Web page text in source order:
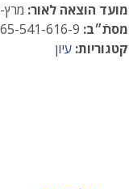
מועד הוצאה לאור: מרץ-2025
מסתֿ״ב:
קטגוריות: עיון